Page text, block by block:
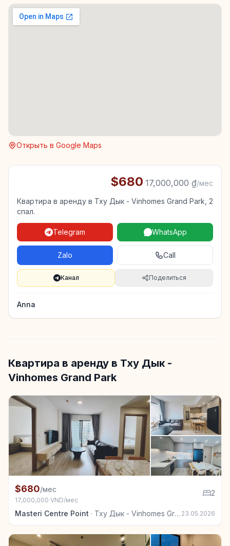
Открыть в Google Maps
$680·17,000,000 ₫/мес
Квартира в аренду в Тху Дык - Vinhomes Grand Park, 2
спал.
Telegram WhatsApp
Zalo Call
Канал Поделиться
Anna
Квартира в аренду в Тху Дык -
Vinhomes Grand Park
Квартира в аренду в Тху Дык - Vinhomes Grand
$680/мес
17,000,000 VND/мес
2
Masteri Centre Point · Тху Дык - Vinhomes Grand Park 23.05.2026